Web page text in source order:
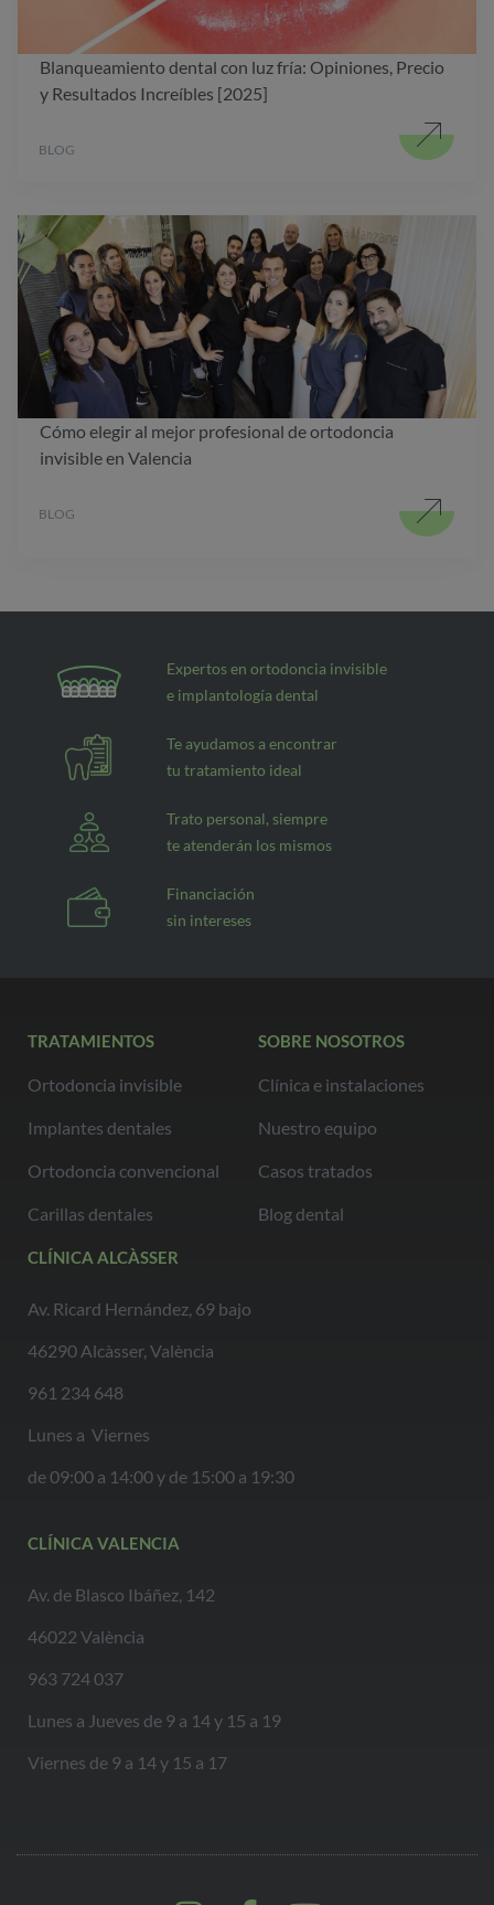
Blanqueamiento dental con luz fría: Opiniones, Precio
y Resultados Increíbles [2025]
BLOG
Cómo elegir al mejor profesional de ortodoncia
invisible en Valencia
BLOG
Expertos en ortodoncia invisible
e implantología dental
Te ayudamos a encontrar
tu tratamiento ideal
Trato personal, siempre
te atenderán los mismos
Financiación
sin intereses
TRATAMIENTOS
Ortodoncia invisible
Implantes dentales
Ortodoncia convencional
Carillas dentales
SOBRE NOSOTROS
Clínica e instalaciones
Nuestro equipo
Casos tratados
Blog dental
CLÍNICA ALCÀSSER
Av. Ricard Hernández, 69 bajo
46290 Alcàsser, València
961 234 648
Lunes a Viernes
de 09:00 a 14:00 y de 15:00 a 19:30
CLÍNICA VALENCIA
Av. de Blasco Ibáñez, 142
46022 València
963 724 037
Lunes a Jueves de 9 a 14 y 15 a 19
Viernes de 9 a 14 y 15 a 17